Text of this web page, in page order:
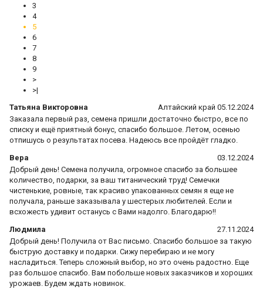
3
4
5
6
7
8
9
>
>|
Татьяна Викторовна
Алтайский край 05.12.2024
Заказала первый раз, семена пришли достаточно быстро, все по
списку и ещё приятный бонус, спасибо большое. Летом, осенью
отпишусь о результатах посева. Надеюсь все пройдёт гладко.
Вера
03.12.2024
Добрый день! Семена получила, огромное спасибо за большее
количество, подарки, за ваш титанический труд! Семечки
чистенькие, ровные, так красиво упакованных семян я еще не
получала, раньше заказывала у шестерых любителей. Если и
всхожесть удивит останусь с Вами надолго. Благодарю!!
Людмила
27.11.2024
Добрый день! Получила от Вас письмо. Спасибо большое за такую
быструю доставку и подарки. Сижу перебираю и не могу
насладиться. Теперь сложный выбор, но это очень радостно. Еще
раз большое спасибо. Вам побольше новых заказчиков и хороших
урожаев. Будем ждать новинок.